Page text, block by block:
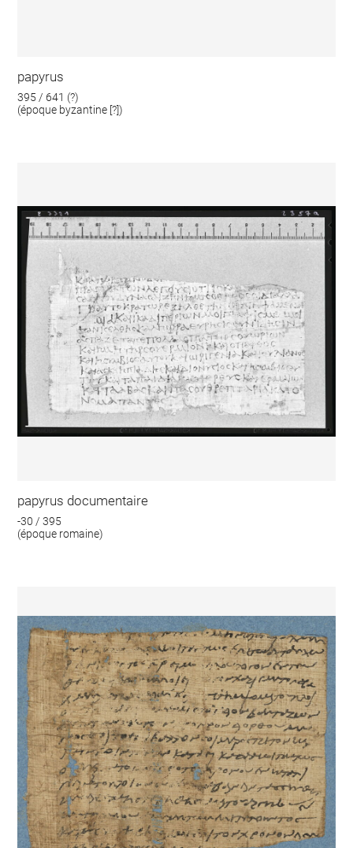
papyrus
395 / 641 (?)
(époque byzantine [?])
papyrus documentaire
-30 / 395
(époque romaine)